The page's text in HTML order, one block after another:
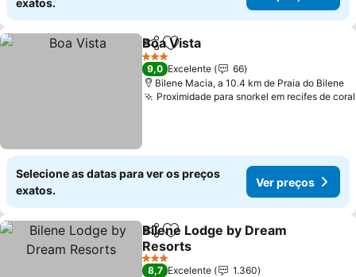
exatos.
PartilharAdicionar aos favoritos
Boa Vista
3 Estrelas
9,0 Excelente
66
Bilene Macia, a 10.4 km de Praia do Bilene
Proximidade para snorkel em recifes de coral
Selecione as datas para ver os preços
exatos.
Ver preços
PartilharAdicionar aos favoritos
Bilene Lodge by Dream
Resorts
Ver preços
3 Estrelas
8,7 Excelente
1.360